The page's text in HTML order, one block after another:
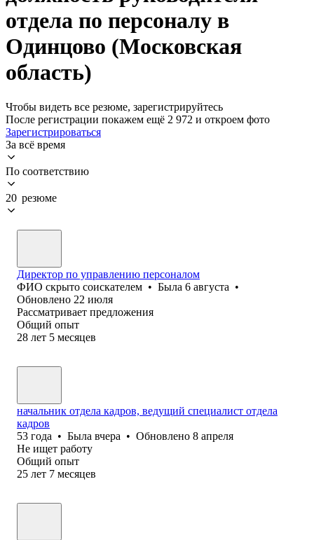
отдела по персоналу в
Одинцово (Московская
область)
Чтобы видеть все резюме, зарегистрируйтесь
После регистрации покажем ещё 2 972 и откроем фото
Зарегистрироваться
За всё время
По соответствию
20 резюме
Директор по управлению персоналом
ФИО скрыто соискателем • Была 6 августа •
Обновлено 22 июля
Рассматривает предложения
Общий опыт
28 лет 5 месяцев
начальник отдела кадров, ведущий специалист отдела
кадров
53 года • Была вчера • Обновлено 8 апреля
Не ищет работу
Общий опыт
25 лет 7 месяцев